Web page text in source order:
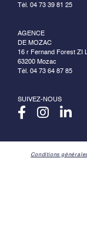
Tél. 04 73 39 81 25
AGENCE
DE MOZAC
16 r Fernand Forest ZI
63200 Mozac
Tél. 04 73 64 87 85
SUIVEZ-NOUS
Conditions